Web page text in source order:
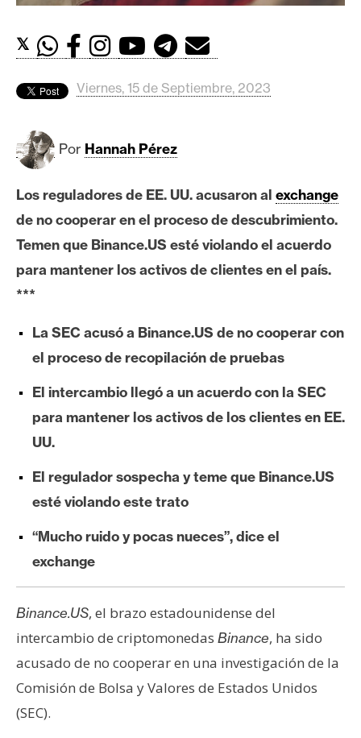
d
o
s
B
i
c
o
i
t
h
r
e
I
A
A
n
l
i
s
𝕏
Viernes, 15 de Septiembre, 2023
Por Hannah Pérez
Los reguladores de EE. UU. acusaron al exchange
de no cooperar en el proceso de descubrimiento.
Temen que Binance.US esté violando el acuerdo
para mantener los activos de clientes en el país.
***
La SEC acusó a Binance.US de no cooperar con
el proceso de recopilación de pruebas
El intercambio llegó a un acuerdo con la SEC
para mantener los activos de los clientes en EE.
UU.
El regulador sospecha y teme que Binance.US
esté violando este trato
“Mucho ruido y pocas nueces”, dice el
exchange
Binance.US, el brazo estadounidense del
intercambio de criptomonedas Binance, ha sido
acusado de no cooperar en una investigación de la
Comisión de Bolsa y Valores de Estados Unidos
(SEC).